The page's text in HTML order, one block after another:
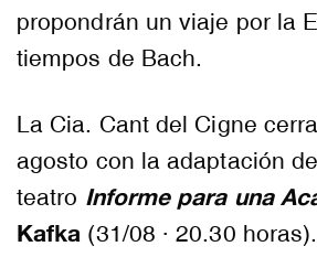
propondrán un viaje por la
tiempos de Bach.
La Cia. Cant del Cigne
agosto con la adaptación
teatro Informe para una
Kafka (31/08 · 20.30 horas).